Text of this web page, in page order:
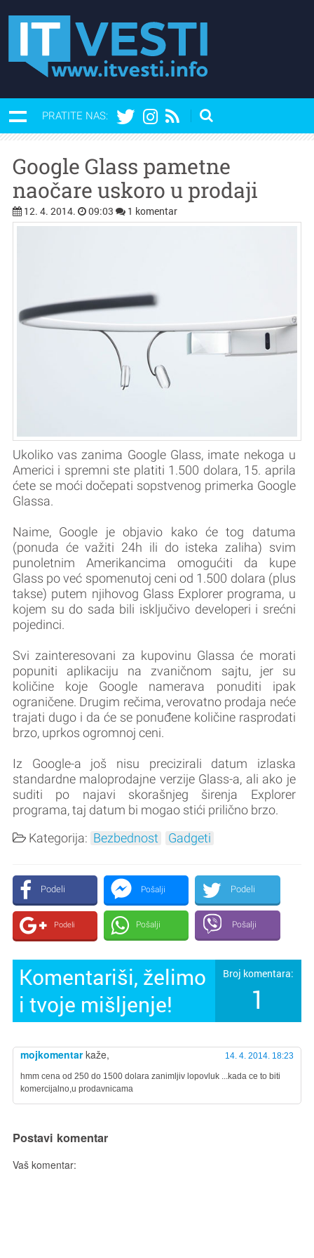
PRATITE NAS:
Google Glass pametne
naočare uskoro u prodaji
12. 4. 2014. 09:03 1 komentar
Ukoliko vas zanima Google Glass, imate nekoga u
Americi i spremni ste platiti 1.500 dolara, 15. aprila
ćete se moći dočepati sopstvenog primerka Google
Glassa.
Naime, Google je objavio kako će tog datuma
(ponuda će važiti 24h ili do isteka zaliha) svim
punoletnim Amerikancima omogućiti da kupe
Glass po već spomenutoj ceni od 1.500 dolara (plus
takse) putem njihovog Glass Explorer programa, u
kojem su do sada bili isključivo developeri i srećni
pojedinci.
Svi zainteresovani za kupovinu Glassa će morati
popuniti aplikaciju na zvaničnom sajtu, jer su
količine koje Google namerava ponuditi ipak
ograničene. Drugim rečima, verovatno prodaja neće
trajati dugo i da će se ponuđene količine rasprodati
brzo, uprkos ogromnoj ceni.
Iz Google-a još nisu precizirali datum izlaska
standardne maloprodajne verzije Glass-a, ali ako je
suditi po najavi skorašnjeg širenja Explorer
programa, taj datum bi mogao stići prilično brzo.
Kategorija: Bezbednost Gadgeti
Podeli Pošalji Podeli
Podeli Pošalji Pošalji
Komentariši, želimo
i tvoje mišljenje!
Broj komentara:
1
mojkomentar kaže, 14. 4. 2014. 18:23
hmm cena od 250 do 1500 dolara zanimljiv lopovluk ...kada ce to biti
komercijalno,u prodavnicama
Postavi komentar
Vaš komentar: